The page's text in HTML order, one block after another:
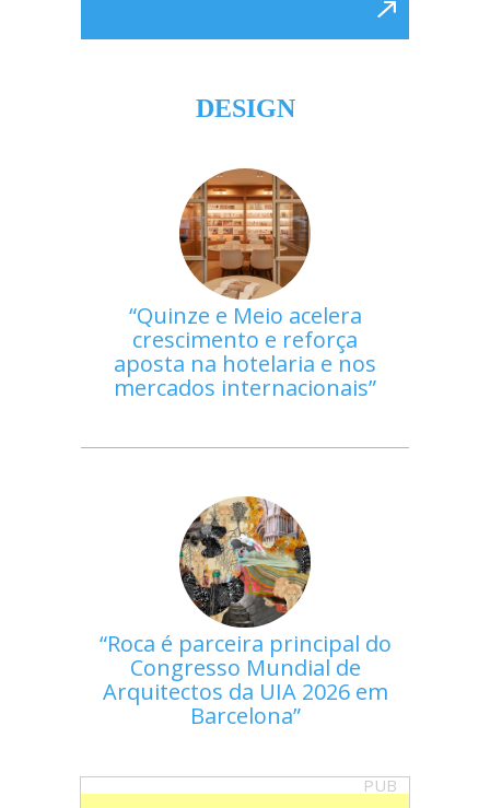
DESIGN
Quinze e Meio acelera
crescimento e reforça
aposta na hotelaria e nos
mercados internacionais
Roca é parceira principal do
Congresso Mundial de
Arquitectos da UIA 2026 em
Barcelona
PUB